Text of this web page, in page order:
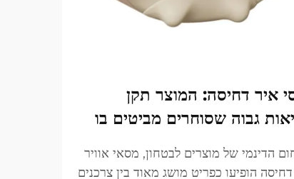
איר דחיסה: המוצר תקן
גבוה שסוחרים מביטים בו
הדינמי של מוצרים לבטחון, מסאי אוויר
הופיעו כפריט מושג מאוד בין צרכנים